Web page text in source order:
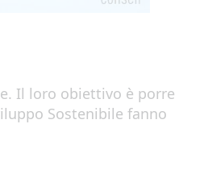
Il loro obiettivo è porre
Sostenibile fanno